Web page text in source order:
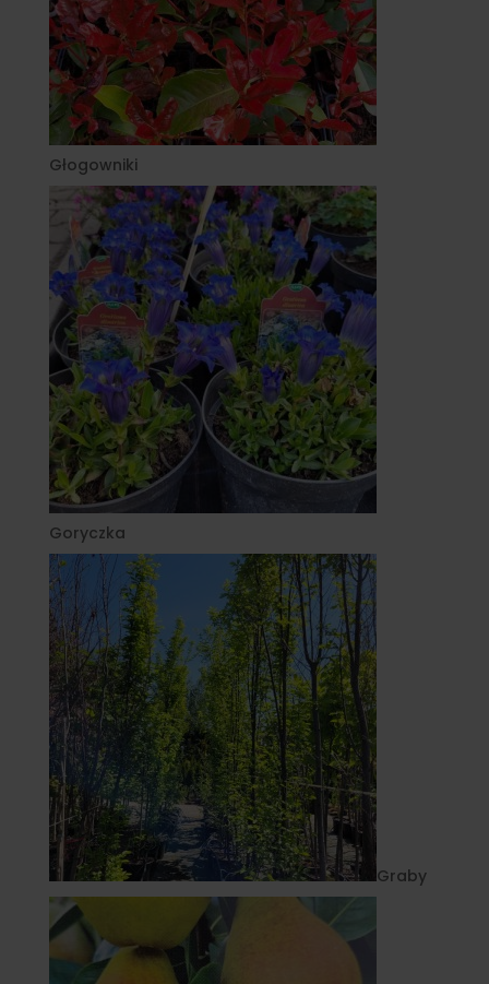
Głogowniki
Goryczka
Graby